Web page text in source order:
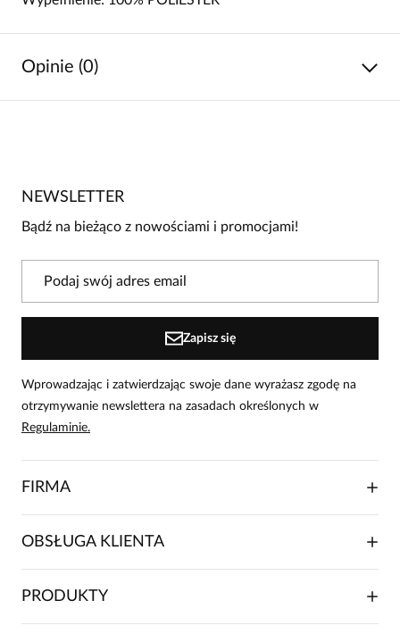
Opinie (0)
Bądź pierwszą osobą, która podzieli się opinią o tym
W naszej witrynie opinie mogą dodawać tylko
NEWSLETTER
Bądź na bieżąco z nowościami i promocjami!
Zapisz się
Wprowadzając i zatwierdzając swoje dane wyrażasz zgodę na
otrzymywanie newslettera na zasadach określonych w
Regulaminie.
FIRMA
O NAS
FRANCZYZA
OBSŁUGA KLIENTA
SKŁADANIE ZAMÓWIENIA
PRODUKTY